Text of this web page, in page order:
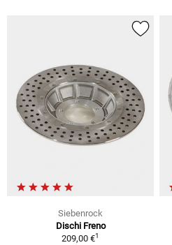
Siebenrock
Dischi Freno
209,00 €1